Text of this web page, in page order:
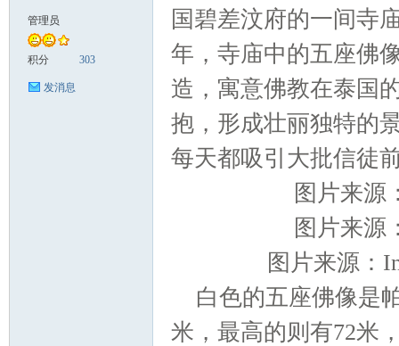
管理员
积分 303
发消息
国碧差汶府的一间寺
年，寺庙中的五座佛
造，寓意佛教在泰国
抱，形成壮丽独特的
每天都吸引大批信徒
图片来
图片来
图片来源：
白色的五座佛像是
米，最高的则有72米